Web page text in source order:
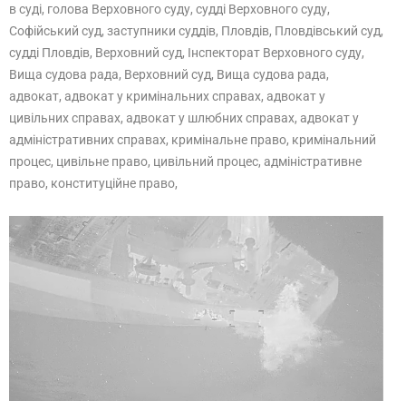
в суді, голова Верховного суду, судді Верховного суду,
Софійський суд, заступники суддів, Пловдів, Пловдівський суд,
судді Пловдів, Верховний суд, Інспекторат Верховного суду,
Вища судова рада, Верховний суд, Вища судова рада,
адвокат, адвокат у кримінальних справах, адвокат у
цивільних справах, адвокат у шлюбних справах, адвокат у
адміністративних справах, кримінальне право, кримінальний
процес, цивільне право, цивільний процес, адміністративне
право, конституційне право,